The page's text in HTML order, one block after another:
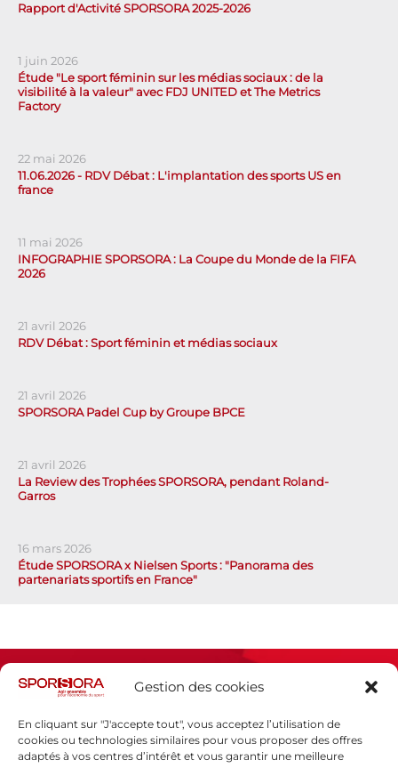
Gestion des cookies
En cliquant sur "J'accepte tout", vous acceptez l’utilisation de
cookies ou technologies similaires pour vous proposer des offres
adaptés à vos centres d’intérêt et vous garantir une meilleure
Rapport d'Activité SPORSORA 2025-2026
1 juin 2026
Étude "Le sport féminin sur les médias sociaux : de la
visibilité à la valeur" avec FDJ UNITED et The Metrics
Factory
22 mai 2026
11.06.2026 - RDV Débat : L'implantation des sports US en
france
11 mai 2026
INFOGRAPHIE SPORSORA : La Coupe du Monde de la FIFA
2026
21 avril 2026
RDV Débat : Sport féminin et médias sociaux
21 avril 2026
SPORSORA Padel Cup by Groupe BPCE
21 avril 2026
La Review des Trophées SPORSORA, pendant Roland-
Garros
16 mars 2026
Étude SPORSORA x Nielsen Sports : "Panorama des
partenariats sportifs en France"
Espace presse